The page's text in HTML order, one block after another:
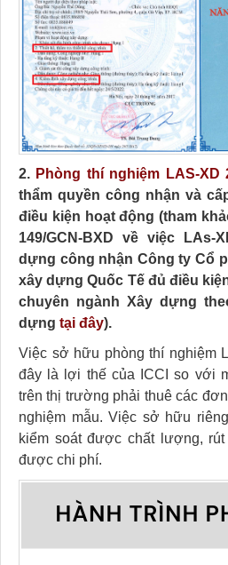
2. Phòng thí nghiệm LAS-XD
thẩm quyền công nhận và
điều kiện hoạt động (tham
149/GCN-BXD về việc
dựng công nhận Công ty Cổ
xây dựng Quốc Tế đủ điều
chuyên ngành Xây dựng
dựng tại đây).
Việc sở hữu phòng thí nghiệm
đây là lợi thế của ICCI so với
trên thị trường phải thuê các
nghiệm mẫu. Việc sở hữu
kiểm soát được chất lượng,
được chi phí.